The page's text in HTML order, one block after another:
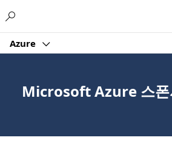
Azure
Microsoft Azure 스폰